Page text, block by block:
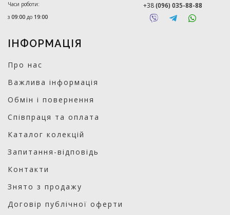
Часи роботи:
з 09:00 до 19:00
+38(096) 035-88-88
ІНФОРМАЦІЯ
Про нас
Важлива інформація
Обмін і повернення
Співпраця та оплата
Каталог колекцій
Запитання-відповідь
Контакти
Знято з продажу
Договір публічної оферти